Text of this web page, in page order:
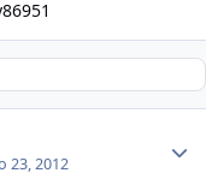
23, 2012